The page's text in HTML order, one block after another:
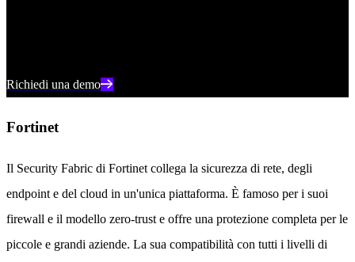
Richiedi una demo
Fortinet
Il Security Fabric di Fortinet collega la sicurezza di rete, degli
endpoint e del cloud in un'unica piattaforma. È famoso per i suoi
firewall e il modello zero-trust e offre una protezione completa per le
piccole e grandi aziende. La sua compatibilità con tutti i livelli di